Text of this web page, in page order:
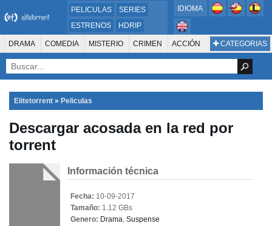
PELICULAS
SERIES
ESTRENOS
HDRIP
MICROHD
720P
DVDRIP
IDIOMA
CATEGORIAS
DRAMA COMEDIA MISTERIO CRIMEN ACCIÓN
SUSPENSO AVENTURA
ANIMACIÓN ROMANCE TERROR CIENCIA FICCIÓN FANTASÍA
FAMILIA DOCUS Y TV
PELÍCULA DE LA TELEVISIÓN FOREIGN KIDS REALITY ANIMACION
Elitetorrent » Peliculas
Descargar acosada en la red por
torrent
Información técnica
Fecha: 10-09-2017
Tamaño: 1.12 GBs
Genero: Drama, Suspense